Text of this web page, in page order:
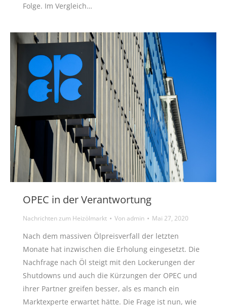
Folge. Im Vergleich…
OPEC in der Verantwortung
Nachrichten zum Heizölmarkt Vonadmin Mai 27, 2020
Nach dem massiven Ölpreisverfall der letzten
Monate hat inzwischen die Erholung eingesetzt. Die
Nachfrage nach Öl steigt mit den Lockerungen der
Shutdowns und auch die Kürzungen der OPEC und
ihrer Partner greifen besser, als es manch ein
Marktexperte erwartet hätte. Die Frage ist nun, wie